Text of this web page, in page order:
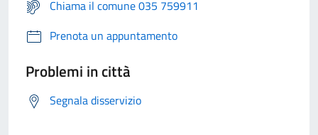
Chiama il comune 035 759911
Prenota un appuntamento
Problemi in città
Segnala disservizio